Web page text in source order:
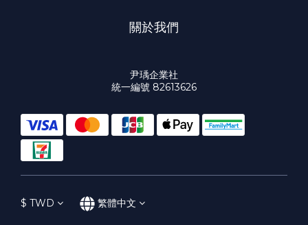
關於我們
尹瑀企業社
統一編號 82613626
$ TWD 繁體中文